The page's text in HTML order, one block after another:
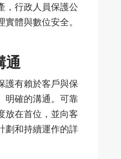
，行政人員保護公
實體與數位安全。
通
護有賴於客戶與保
明確的溝通。可靠
放在首位，並向客
劃和持續運作的詳